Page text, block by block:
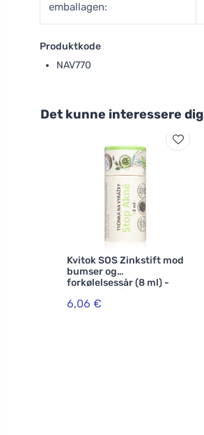
emballagen:
Produktkode
NAV770
Det kunne interessere dig
Kvitok SOS Zinkstift mod
bumser og
forkølelsessår (8 ml) -
med zinkoxid
6,06 €